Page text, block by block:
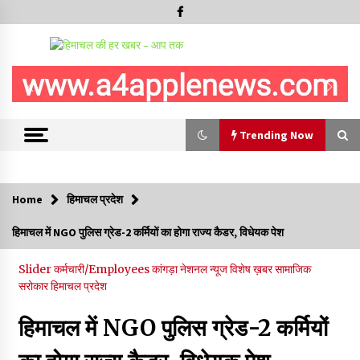
Trending Now
शिमला जिला परिषद चुनाव में देरी पर CM सुक्खू का जयराम ठाकुर पर अटैक,
बोले- सदस्यों को बैठक में भेजने के बजाय पंचकूला क्यों ले गए..?
10/08/2026
Home हिमाचल प्रदेश
हिमाचल में NGO पुलिस ग्रेड-2 कर्मियों का होगा राज्य कैडर, विधेयक पेश
Sliderकर्मचारी/Employeesकांगड़ानेशनल न्यूजविशेष ख़बरसामाजिक
सरोकारहिमाचल प्रदेश
हिमाचल में NGO पुलिस ग्रेड-2 कर्मियों